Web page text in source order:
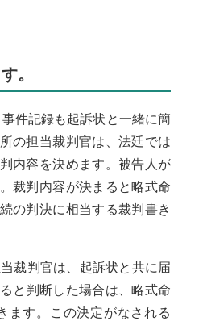
。
件記録も起訴状と一緒に簡
の担当裁判官は、法廷では
内容を決めます。被告人が
裁判内容が決まると略式命
の判決に相当する裁判書き
裁判官は、起訴状と共に届
と判断した場合は、略式命
ます。この決定がなされる